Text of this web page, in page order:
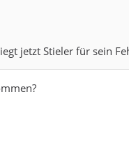
jetzt Stieler für sein